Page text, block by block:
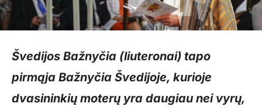
Švedijos Bažnyčia (liuteronai) tapo
pirmąja Bažnyčia Švedijoje, kurioje
dvasininkių moterų yra daugiau nei vyrų,